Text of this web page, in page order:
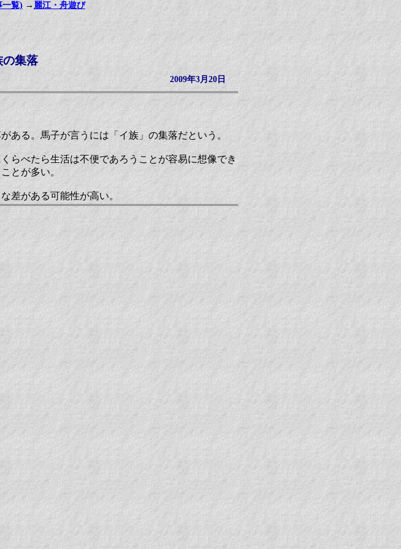
一覧) → 麗江・舟遊び
の集落
2009年3月20日
ある。馬子が言うには「イ族」の集落だという。
らべたら生活は不便であろうことが容易に想像でき
とが多い。
差がある可能性が高い。